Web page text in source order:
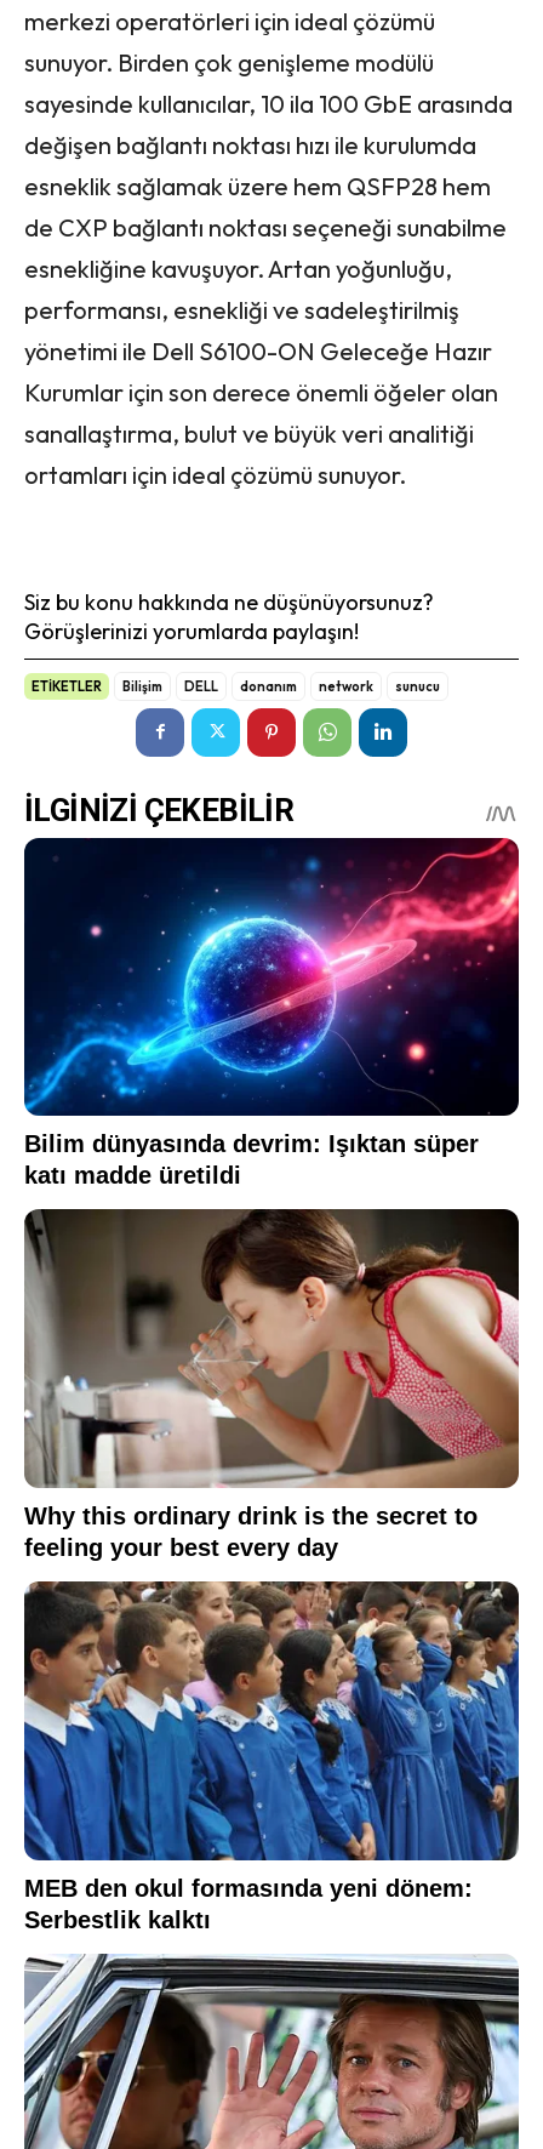
merkezi operatörleri için ideal çözümü
sunuyor. Birden çok genişleme modülü
sayesinde kullanıcılar, 10 ila 100 GbE arasında
değişen bağlantı noktası hızı ile kurulumda
esneklik sağlamak üzere hem QSFP28 hem
de CXP bağlantı noktası seçeneği sunabilme
esnekliğine kavuşuyor. Artan yoğunluğu,
performansı, esnekliği ve sadeleştirilmiş
yönetimi ile Dell S6100-ON Geleceğe Hazır
Kurumlar için son derece önemli öğeler olan
sanallaştırma, bulut ve büyük veri analitiği
ortamları için ideal çözümü sunuyor.
Siz bu konu hakkında ne düşünüyorsunuz?
Görüşlerinizi yorumlarda paylaşın!
ETİKETLER Bilişim DELL donanım network sunucu